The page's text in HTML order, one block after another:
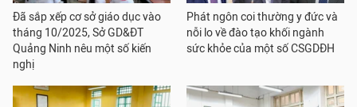
Đã sắp xếp cơ sở giáo dục vào
tháng 10/2025, Sở GD&ĐT
Quảng Ninh nêu một số kiến
nghị
Phát ngôn coi thường y đức và
nỗi lo về đào tạo khối ngành
sức khỏe của một số CSGDĐH